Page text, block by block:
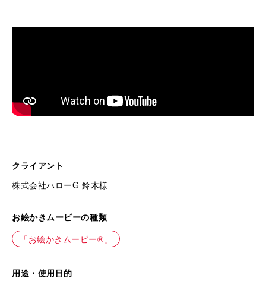
クライアント
株式会社ハローG 鈴木様
お絵かきムービーの種類
「お絵かきムービー®」
用途・使用目的